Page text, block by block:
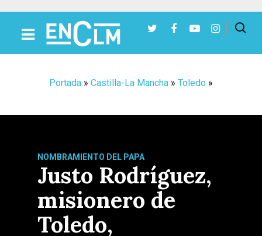
Portada » Castilla-La Mancha » Toledo »
NOMBRAMIENTO DEL PAPA
Justo Rodríguez,
misionero de
Toledo,